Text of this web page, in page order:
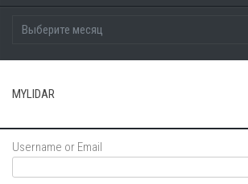
MYLIDAR
Username or Email